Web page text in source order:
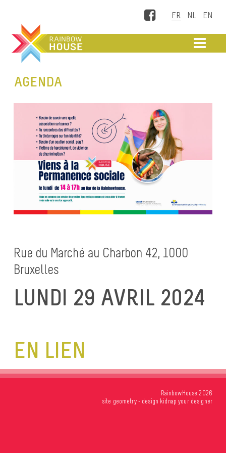
Facebook
AGENDA
Rue du Marché au Charbon 42, 1000
Bruxelles
LUNDI 29 AVRIL 2024
EN LIEN
RainbowHouse 2026
site geometry- design kidnap your designer